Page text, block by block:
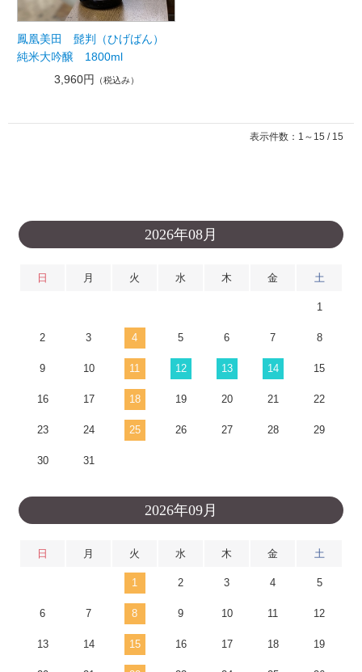
鳳凰美田 髭判（ひげばん）
純米大吟醸 1800ml
3,960円
（税込み）
表示件数：1～15 / 15
2026年08月
日 月 火 水 木 金 土
1
2 3 4 5 6 7 8
9 10 11 12 13 14 15
16 17 18 19 20 21 22
23 24 25 26 27 28 29
30 31
2026年09月
日 月 火 水 木 金 土
1 2 3 4 5
6 7 8 9 10 11 12
13 14 15 16 17 18 19